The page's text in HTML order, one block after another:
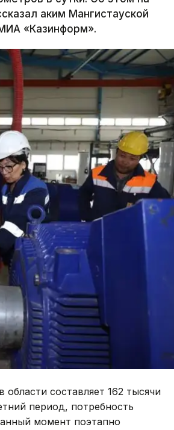
аким Мангистауской
«Казинформ».
составляет 162 тысячи
период, потребность
момент поэтапно